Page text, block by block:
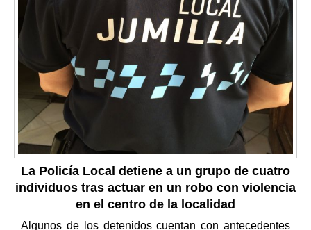
La Policía Local detiene a un grupo de cuatro
individuos tras actuar en un robo con violencia
en el centro de la localidad
Algunos de los detenidos cuentan con antecedentes